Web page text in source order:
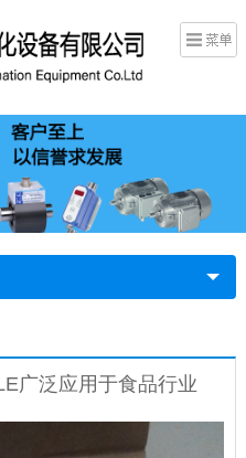
广泛应用于食品行业